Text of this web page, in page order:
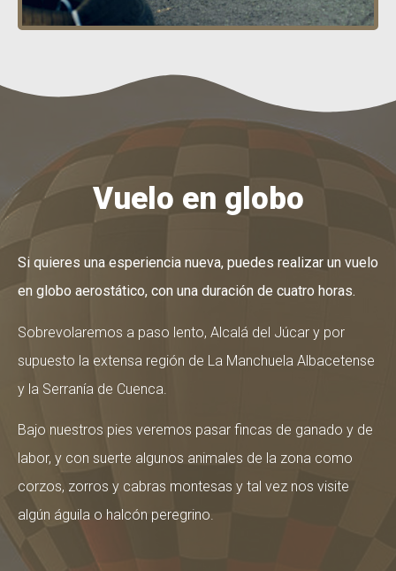
Vuelo en globo
Si quieres una esperiencia nueva, puedes realizar un vuelo
en globo aerostático, con una duración de cuatro horas.
Sobrevolaremos a paso lento, Alcalá del Júcar y por
supuesto la extensa región de La Manchuela Albacetense
y la Serranía de Cuenca.
Bajo nuestros pies veremos pasar fincas de ganado y de
labor, y con suerte algunos animales de la zona como
corzos, zorros y cabras montesas y tal vez nos visite
algún águila o halcón peregrino.